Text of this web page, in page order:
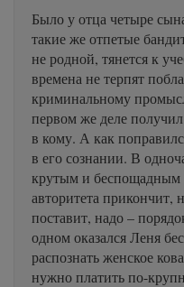
Было у отца четыре
такие же отпетые
не родной, тянется к
времена не терпят
криминальному
первом же деле
в кому. А как
в его сознании. В
крутым и беспощадным
авторитета прикончит,
поставит, надо –
одном оказался Леня
распознать женское
нужно платить по-